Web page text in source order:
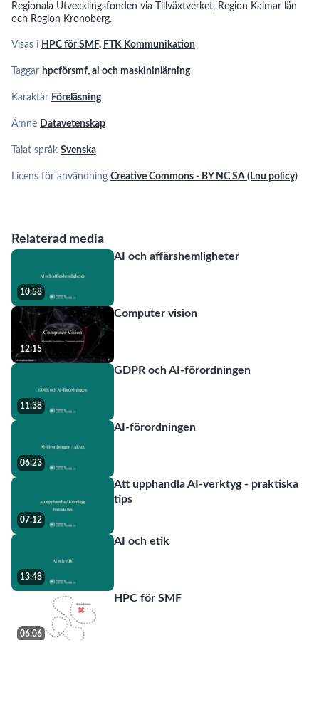
Relaterad media
10:58
AI och affärshemligheter
12:15
Computer vision
11:38
GDPR och AI-förordningen
06:23
AI-förordningen
07:12
Att upphandla AI-verktyg - praktiska
tips
13:48
AI och etik
06:06
HPC för SMF
Regionala Utvecklingsfonden via Tillväxtverket, Region Kalmar län
och Region Kronoberg.
Visas i HPC för SMF, FTK Kommunikation
Taggar hpcförsmf, ai och maskininlärning
Karaktär Föreläsning
Ämne Datavetenskap
Talat språk Svenska
Licens för användning Creative Commons - BY NC SA (Lnu policy)